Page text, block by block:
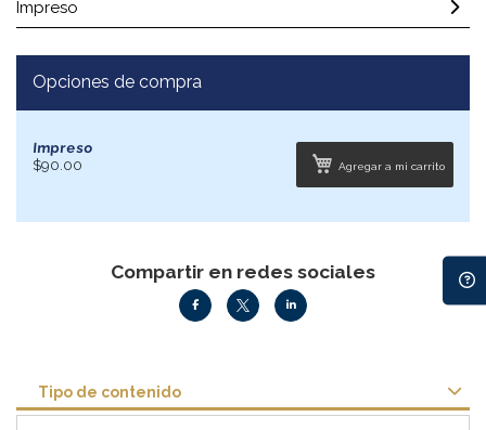
Impreso
Opciones de compra
Impreso
$90.00
Agregar a mi carrito
Compartir en redes sociales
Tipo de contenido